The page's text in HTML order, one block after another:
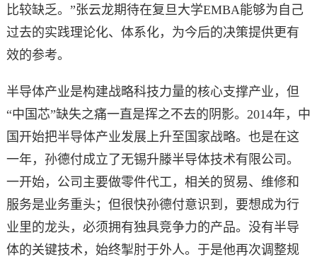
比较缺乏。”张云龙期待在复旦大学EMBA能够为自己
过去的实践理论化、体系化，为今后的决策提供更有
效的参考。
半导体产业是构建战略科技力量的核心支撑产业，但
“中国芯”缺失之痛一直是挥之不去的阴影。2014年，中
国开始把半导体产业发展上升至国家战略。也是在这
一年，孙德付成立了无锡升滕半导体技术有限公司。
一开始，公司主要做零件代工，相关的贸易、维修和
服务是业务重头；但很快孙德付意识到，要想成为行
业里的龙头，必须拥有独具竞争力的产品。没有半导
体的关键技术，始终掣肘于外人。于是他再次调整规